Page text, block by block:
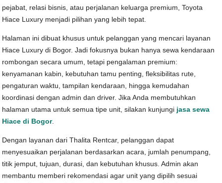
pejabat, relasi bisnis, atau perjalanan keluarga premium, Toyota
Hiace Luxury menjadi pilihan yang lebih tepat.
Halaman ini dibuat khusus untuk pelanggan yang mencari layanan
Hiace Luxury di Bogor. Jadi fokusnya bukan hanya sewa kendaraan
rombongan secara umum, tetapi pengalaman premium:
kenyamanan kabin, kebutuhan tamu penting, fleksibilitas rute,
pengaturan waktu, tampilan kendaraan, hingga kemudahan
koordinasi dengan admin dan driver. Jika Anda membutuhkan
halaman utama untuk semua tipe unit, silakan kunjungi jasa sewa
Hiace di Bogor.
Dengan layanan dari Thalita Rentcar, pelanggan dapat
menyesuaikan perjalanan berdasarkan acara, jumlah penumpang,
titik jemput, tujuan, durasi, dan kebutuhan khusus. Admin akan
membantu memberi rekomendasi agar unit yang dipilih sesuai